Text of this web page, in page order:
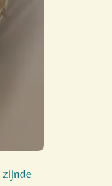
zijnde